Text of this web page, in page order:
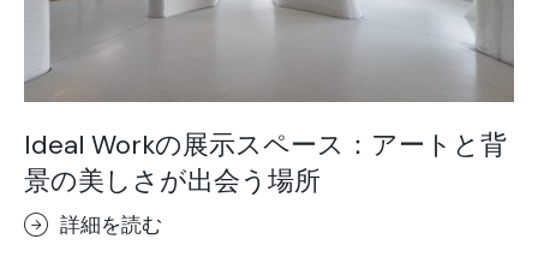
Ideal Workの展示スペース：アートと背
景の美しさが出会う場所
詳細を読む